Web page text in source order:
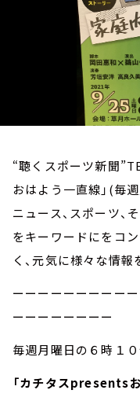
“聴くスポーツ新聞
おはよう一直線」(毎
ニュース、スポーツ、
をキーワードにをコ
く、元気に様々な情報
ーーーーーーーーー
ーーーーーーーー
毎週月曜日の６時１０
「カチタスpresents